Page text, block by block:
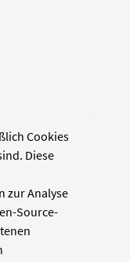
Cookies
Diese
zur Analyse
Source-